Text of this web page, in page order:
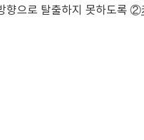
향으로 탈출하지 못하도록 ②